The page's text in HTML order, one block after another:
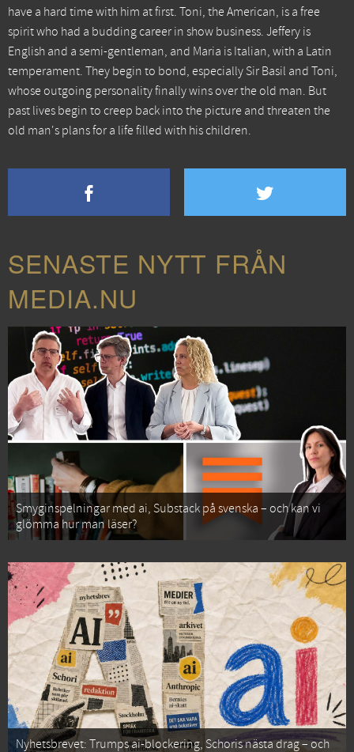
have a hard time with him at first. Toni, the American, is a free
spirit who had a budding career in show business. Jeffery is
English and a semi-gentleman, and Maria is Italian, with a Latin
temperament. They begin to bond, especially Sir Basil and Toni,
whose outgoing personality finally wins over the old man. But
past lives begin to creep back into the picture and threaten the
old man's plans for a life filled with his children.
SENASTE NYTT FRÅN
MEDIA.NU
Smyginspelningar med ai, Substack på svenska – och kan vi
glömma hur man läser?
Nyhetsbrevet: Trumps ai-blockering, Schoris nästa drag – och